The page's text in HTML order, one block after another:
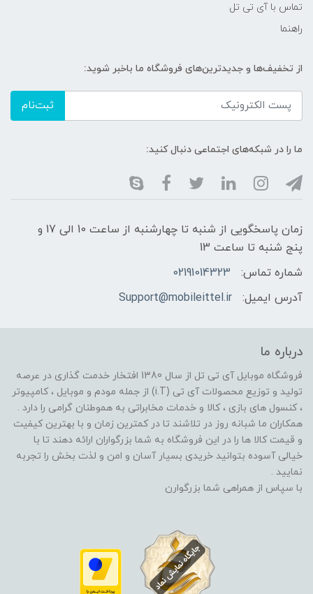
تماس با آی تی تل
راهنما
از تخفیف‌ها و جدیدترین‌های فروشگاه ما باخبر شوید:
ثبت‌نام
ما را در شبکه‌های اجتماعی دنبال کنید:
زمان پاسخگویی از شنبه تا چهارشنبه از ساعت 10 الی 17 و
پنج شنبه تا ساعت 13
شماره تماس:
02191014323
آدرس ایمیل:
Support@mobileittel.ir
درباره ما
فروشگاه موبایل آی تی تل از سال 1380 افتخار خدمت گذاری در عرصه
تولید و توزیع محصولات آی تی (i.T) از جمله مودم و موبایل ، کامپیوتر
، کنسول های بازی ، کالا و خدمات مخابراتی به هموطنان گرامی را دارد .
همکاران ما شبانه روز در تلاشند تا در کمترین زمان و با بهترین کیفیت
و قیمت کالا ها را در این فروشگاه به شما بزرگواران ارائه دهند تا با
خیالی آسوده بتوانید خریدی بسیار آسان و امن و لذت بخش را تجربه
نمایید .
با سپاس از همراهی شما بزرگوارن